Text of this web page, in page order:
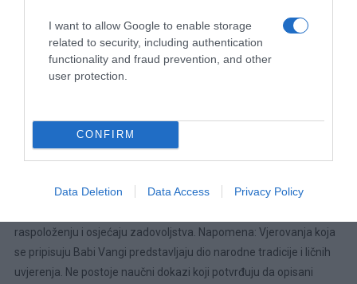
I want to allow Google to enable storage
related to security, including authentication
functionality and fraud prevention, and other
user protection.
CONFIRM
Data Deletion Data Access Privacy Policy
Vjerovanje koje se pripisuje Babi Vangi o važnosti
ulaznih vrata predstavlja dio bogate narodne tradicije u kojoj se
čistoća doma simbolično povezuje sa srećom, harmonijom i
blagostanjem. Iako ne postoje naučni dokazi da održavanje
svakodnevne rutine.
jednostavno kao naviku održavanja doma, uredan i njegovan
raspoloženju i osjećaju zadovoljstva. Napomena: Vjerovanja koja
se pripisuju Babi Vangi predstavljaju dio narodne tradicije i ličnih
uvjerenja. Ne postoje naučni dokazi koji potvrđuju da opisani